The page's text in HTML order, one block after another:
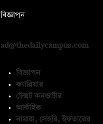
বিজ্ঞাপন
ad@thedailycampus.com
বিজ্ঞাপন
ক্যারিয়ার
টেক্সট কনভার্টার
আর্কাইভ
নামাজ, সেহরি, ইফতারের